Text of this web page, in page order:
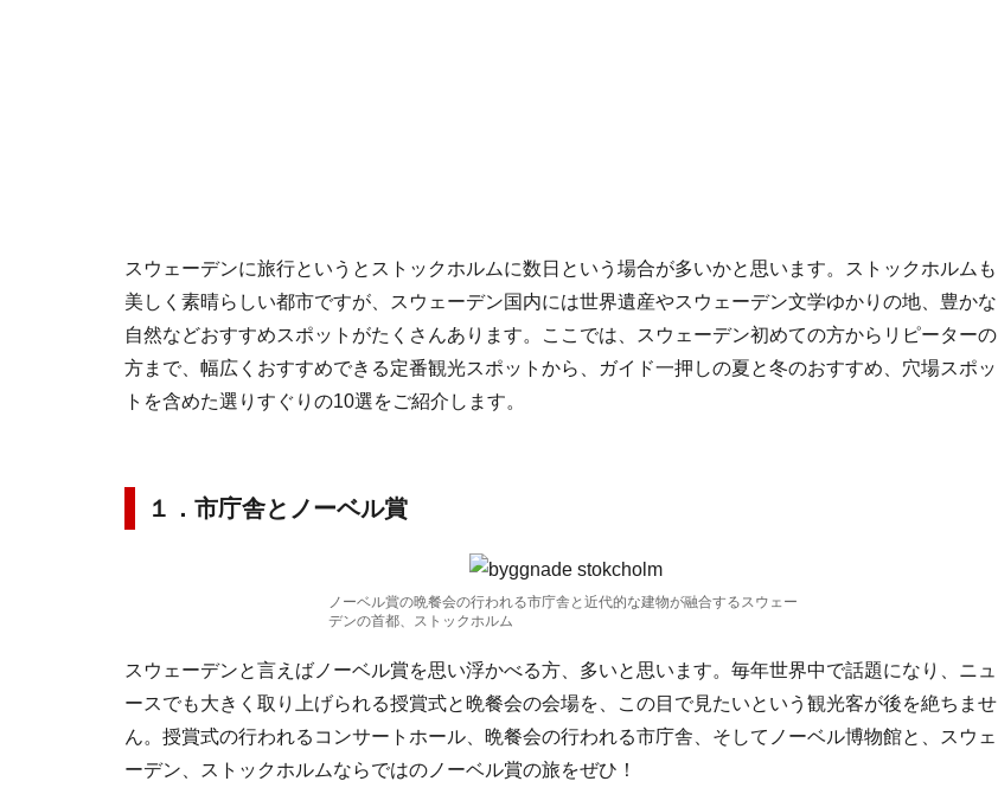
スウェーデンに旅行というとストックホルムに数日という場合が多いかと思います。ストックホルムも
美しく素晴らしい都市ですが、スウェーデン国内には世界遺産やスウェーデン文学ゆかりの地、豊かな
自然などおすすめスポットがたくさんあります。ここでは、スウェーデン初めての方からリピーターの
方まで、幅広くおすすめできる定番観光スポットから、ガイド一押しの夏と冬のおすすめ、穴場スポッ
トを含めた選りすぐりの10選をご紹介します。
１．市庁舎とノーベル賞
ノーベル賞の晩餐会の行われる市庁舎と近代的な建物が融合するスウェー
デンの首都、ストックホルム
スウェーデンと言えばノーベル賞を思い浮かべる方、多いと思います。毎年世界中で話題になり、ニュ
ースでも大きく取り上げられる授賞式と晩餐会の会場を、この目で見たいという観光客が後を絶ちませ
ん。授賞式の行われるコンサートホール、晩餐会の行われる市庁舎、そしてノーベル博物館と、スウェ
ーデン、ストックホルムならではのノーベル賞の旅をぜひ！